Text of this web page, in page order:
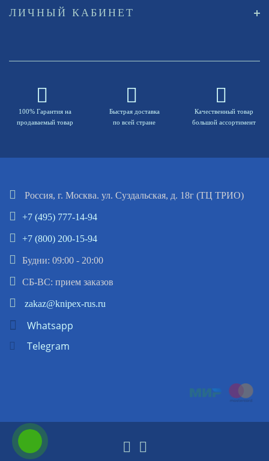
ЛИЧНЫЙ КАБИНЕТ
100% Гарантия на
продаваемый товар
Быстрая доставка
по всей стране
Качественный товар
большой ассортимент
Россия, г. Москва. ул. Суздальская, д. 18г (ТЦ ТРИО)
+7 (495) 777-14-94
+7 (800) 200-15-94
Будни: 09:00 - 20:00
СБ-ВС: прием заказов
zakaz@knipex-rus.ru
Whatsapp
Telegram